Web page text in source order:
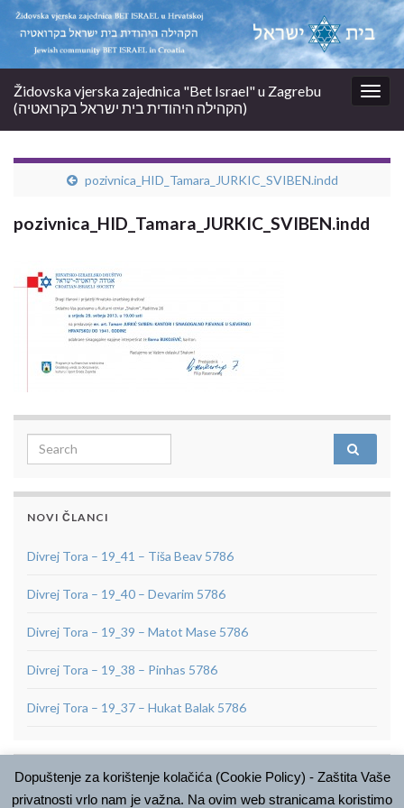
Židovska vjerska zajednica "Bet Israel" u Zagrebu
(הקהילה היהודית בית ישראל בקרואטיה)
pozivnica_HID_Tamara_JURKIC_SVIBEN.indd
pozivnica_HID_Tamara_JURKIC_SVIBEN.indd
Search for:
NOVI ČLANCI
Divrej Tora – 19_41 – Tiša Beav 5786
Divrej Tora – 19_40 – Devarim 5786
Divrej Tora – 19_39 – Matot Mase 5786
Divrej Tora – 19_38 – Pinhas 5786
Divrej Tora – 19_37 – Hukat Balak 5786
ARHIVA
Dopuštenje za korištenje kolačića (Cookie Policy) - Zaštita Vaše
privatnosti vrlo nam je važna. Na ovim web stranicama koristimo